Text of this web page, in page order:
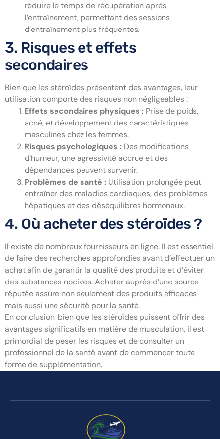
réduire le temps de récupération après
l’entraînement, permettant des sessions
d’entraînement plus fréquentes.
3. Risques et effets
secondaires
Bien que les stéroïdes présentent des avantages, leur
utilisation comporte des risques non négligeables :
Effets secondaires physiques : Prise de poids,
acné, et développement des caractéristiques
masculines chez les femmes.
Risques psychologiques : Des modifications
d’humeur, une agressivité accrue et des
dépendances peuvent survenir.
Problèmes de santé : Utilisation prolongée peut
entraîner des maladies cardiaques, des problèmes
hépatiques et des déséquilibres hormonaux.
4. Où acheter des stéroïdes ?
Il existe de nombreux fournisseurs en ligne. Il est essentiel
de faire des recherches approfondies avant d’effectuer un
achat afin de garantir la qualité des produits et d’éviter
des substances nocives. Acheter auprès d’une source
réputée assure non seulement des produits efficaces
mais aussi une sécurité pour la santé.
En conclusion, bien que les stéroïdes puissent offrir des
avantages significatifs en matière de musculation, il est
primordial de peser les risques et de consulter un
professionnel de la santé avant de commencer toute
forme de supplémentation.